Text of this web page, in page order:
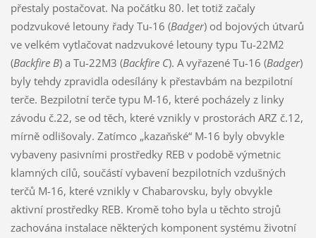
přestaly postačovat. Na počátku 80. let totiž začaly
podzvukové letouny řady Tu-16 (Badger) od bojových útvarů
ve velkém vytlačovat nadzvukové letouny typu Tu-22M2
(Backfire B) a Tu-22M3 (Backfire C). A vyřazené Tu-16 (Badger)
byly tehdy zpravidla odesílány k přestavbám na bezpilotní
terče. Bezpilotní terče typu M-16, které pocházely z linky
závodu č.22, se od těch, které vznikly v prostorách ARZ č.12,
mírně odlišovaly. Zatímco „kazaňské“ M-16 byly obvykle
vybaveny pasivními prostředky REB v podobě výmetnic
klamných cílů, součástí vybavení bezpilotních vzdušných
terčů M-16, které vznikly v Chabarovsku, byly obvykle
aktivní prostředky REB. Kromě toho byla u těchto strojů
zachována instalace některých komponent systému životní